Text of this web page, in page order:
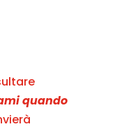
quando